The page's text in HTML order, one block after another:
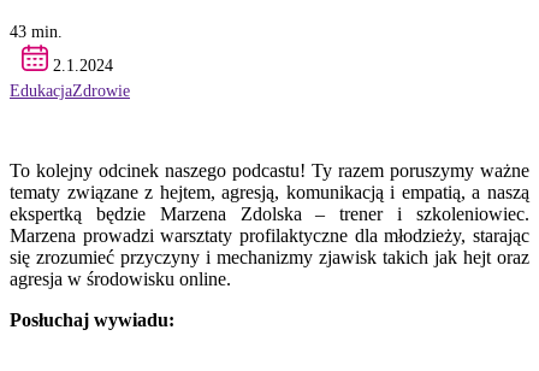
43 min.
2.1.2024
EdukacjaZdrowie
To kolejny odcinek naszego podcastu! Ty razem poruszymy ważne
tematy związane z hejtem, agresją, komunikacją i empatią, a naszą
ekspertką będzie Marzena Zdolska – trener i szkoleniowiec.
Marzena prowadzi warsztaty profilaktyczne dla młodzieży, starając
się zrozumieć przyczyny i mechanizmy zjawisk takich jak hejt oraz
agresja w środowisku online.
Posłuchaj wywiadu: